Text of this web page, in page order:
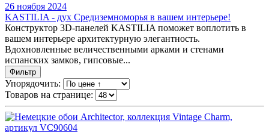
26 ноября 2024
KASTILIA - дух Средиземноморья в вашем интерьере!
Конструктор 3D-панелей KASTILIA поможет воплотить в
вашем интерьере архитектурную элегантность.
Вдохновленные величественными арками и стенами
испанских замков, гипсовые...
Фильтр
Упорядочить:
Товаров на странице: